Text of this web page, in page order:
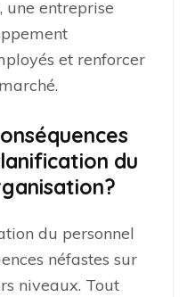
entreprise
et renforcer
du
du personnel
néfastes sur
niveaux. Tout